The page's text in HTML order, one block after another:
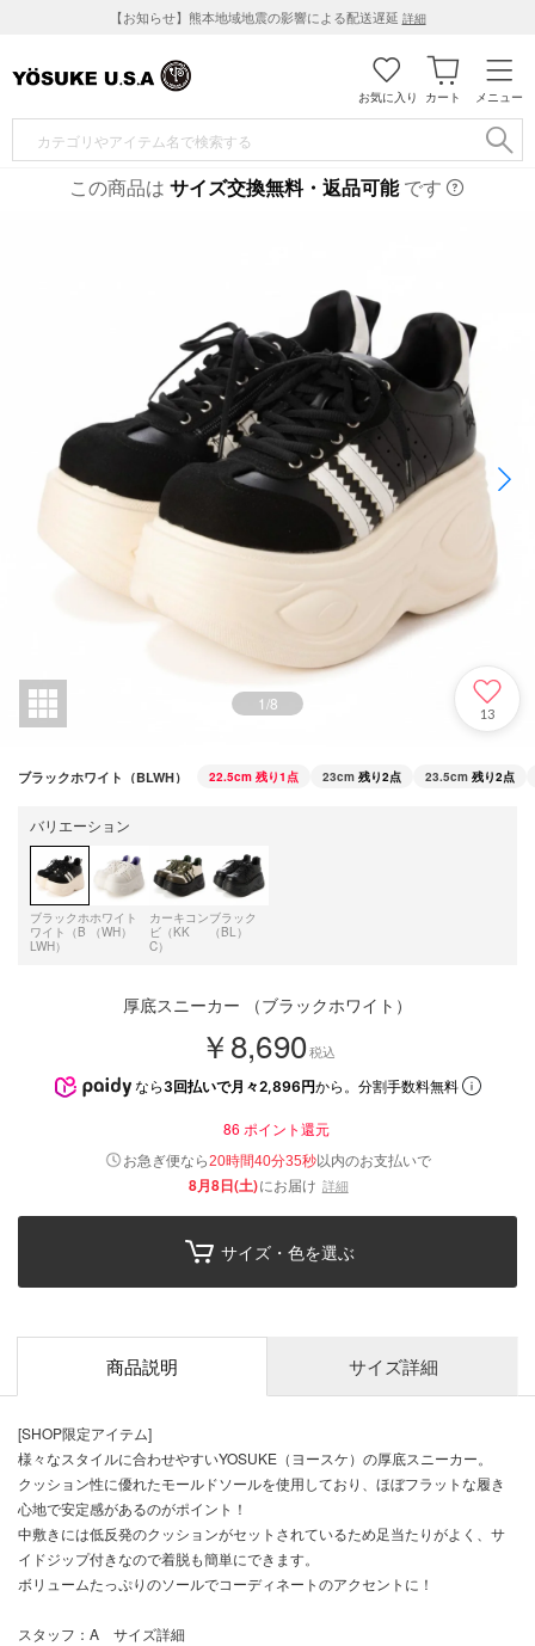
【お知らせ】熊本地域地震の影響による配送遅延 詳細
メニュー
カート
お気に入り
この商品は サイズ交換無料・返品可能です
1/8
13
ブラックホワイト（BLWH） 22.5cm 残り1点 23cm 残り2点 23.5cm 残り2点
バリエーション
ブラックホ
ワイト（B
LWH）
ホワイト
（WH）
カーキコン
ビ（KK
C）
ブラック
（BL）
厚底スニーカー （ブラックホワイト）
￥8,690税込
なら 3回払いで月々2,896円から。分割手数料無料
86 ポイント還元
お急ぎ便なら20時間40分35秒以内のお支払いで
8月8日(土)にお届け 詳細
サイズ・色を選ぶ
商品説明 サイズ詳細
[SHOP限定アイテム]
様々なスタイルに合わせやすいYOSUKE（ヨースケ）の厚底スニーカー。
クッション性に優れたモールドソールを使用しており、ほぼフラットな履き
心地で安定感があるのがポイント！
中敷きには低反発のクッションがセットされているため足当たりがよく、サ
イドジップ付きなので着脱も簡単にできます。
ボリュームたっぷりのソールでコーディネートのアクセントに！
スタッフ：A サイズ詳細